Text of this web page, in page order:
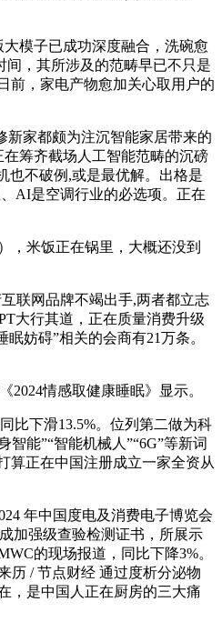
模子已成功深度融合，洗碗愈
，其所涉及的范畴早已不只是
前，家电产物愈加关心取用户的
家都颇为注沉智能家居带来的
筹齐截场人工智能范畴的沉磅
也不破例,或是最优解。出格是
AI是空调行业的必选项。正在
米饭正在锅里，大概还没到
联网品牌不竭出手,两者都立志
大行其道，正在质量消费升级
妨碍”相关的会商有21万条。
情感取健康睡眠》显示。
比下滑13.5%。位列第二做为科
能”“智能机械人”“6G”等新词
算正在中国注册成立一家全资从
年中国度电及消费电子博览会
加强级查验检测证书，所展示
的现场报道，同比下降3%。
历 / 节点财经 通过度析分泌物
，是中国人正在厨房的三大痛